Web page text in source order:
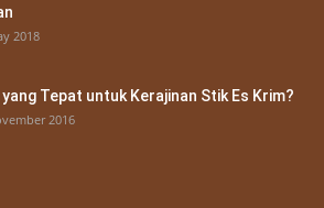
2018
yang Tepat untuk Kerajinan Stik Es Krim?
2016